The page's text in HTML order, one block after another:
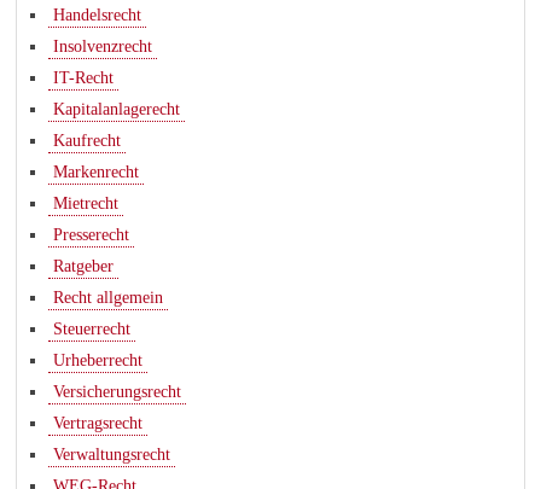
Handelsrecht
Insolvenzrecht
IT-Recht
Kapitalanlagerecht
Kaufrecht
Markenrecht
Mietrecht
Presserecht
Ratgeber
Recht allgemein
Steuerrecht
Urheberrecht
Versicherungsrecht
Vertragsrecht
Verwaltungsrecht